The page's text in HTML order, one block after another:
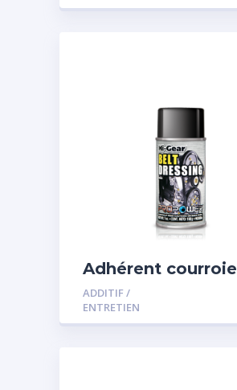
Adhérent courroie
ADDITIF /
ENTRETIEN